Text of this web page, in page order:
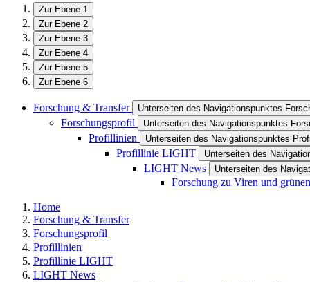
Zur Ebene 1
Zur Ebene 2
Zur Ebene 3
Zur Ebene 4
Zur Ebene 5
Zur Ebene 6
Forschung & Transfer Unterseiten des Navigationspunktes
Forschungsprofil Unterseiten des Navigationspunktes
Profillinien Unterseiten des Navigationspunktes
Profillinie LIGHT Unterseiten des
LIGHT News Unterseiten des
Forschung zu Viren und
Home
Forschung & Transfer
Forschungsprofil
Profillinien
Profillinie LIGHT
LIGHT News